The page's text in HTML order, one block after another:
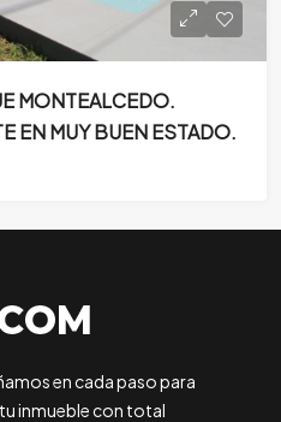
MONTEALCEDO.
EN MUY BUEN ESTADO.
en cada paso para
inmueble con total